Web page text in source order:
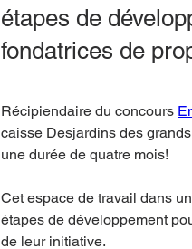
étapes de
fondatrices de
Récipiendaire du concours
caisse Desjardins des
une durée de quatre mois!
Cet espace de travail dans
étapes de développement
de leur initiative.